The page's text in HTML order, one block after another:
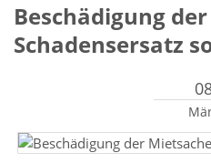
Beschädigung
Schadensersatz